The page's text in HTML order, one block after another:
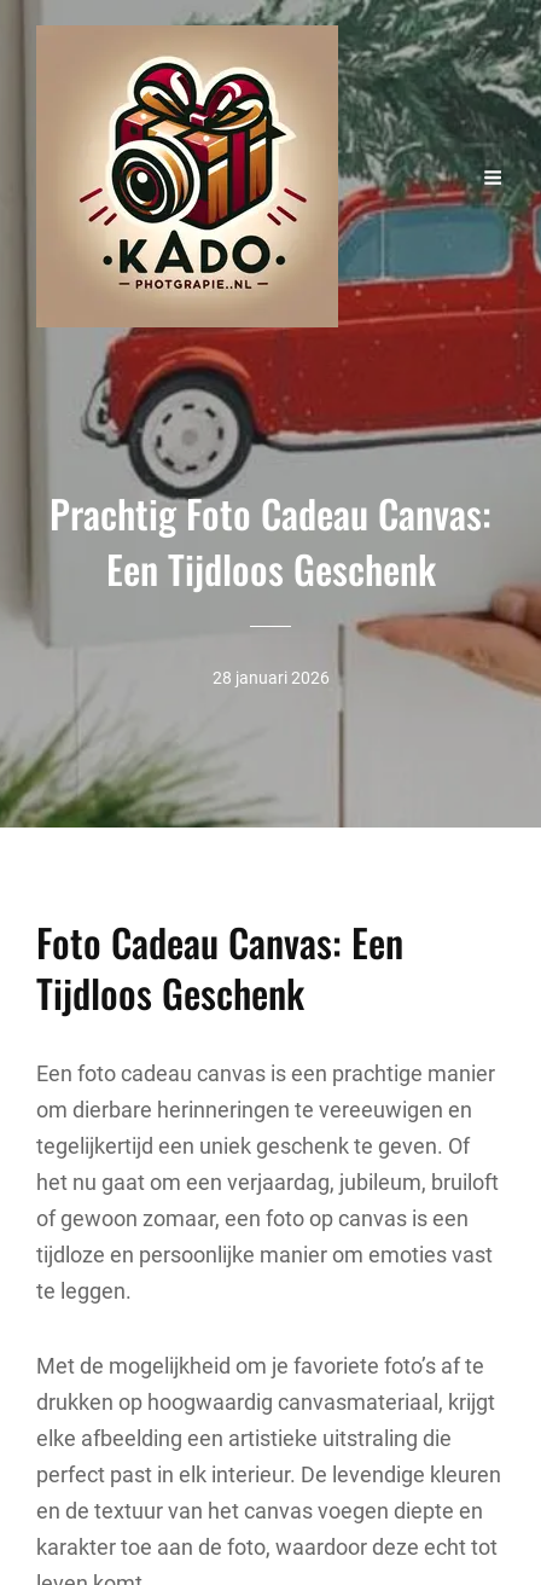
Prachtig Foto Cadeau Canvas:
Een Tijdloos Geschenk
28 januari 2026
Foto Cadeau Canvas: Een
Tijdloos Geschenk
Een foto cadeau canvas is een prachtige manier
om dierbare herinneringen te vereeuwigen en
tegelijkertijd een uniek geschenk te geven. Of
het nu gaat om een verjaardag, jubileum, bruiloft
of gewoon zomaar, een foto op canvas is een
tijdloze en persoonlijke manier om emoties vast
te leggen.
Met de mogelijkheid om je favoriete foto’s af te
drukken op hoogwaardig canvasmateriaal, krijgt
elke afbeelding een artistieke uitstraling die
perfect past in elk interieur. De levendige kleuren
en de textuur van het canvas voegen diepte en
karakter toe aan de foto, waardoor deze echt tot